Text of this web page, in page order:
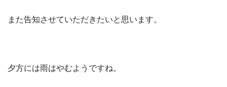
また告知させていただきたいと思います。
夕方には雨はやむようですね。